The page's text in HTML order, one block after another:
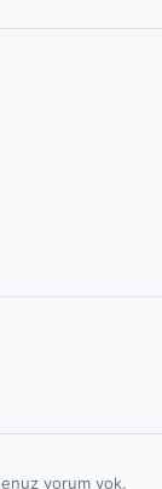
yorum yok.